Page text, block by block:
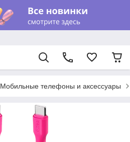
Мобильные телефоны и аксессуары